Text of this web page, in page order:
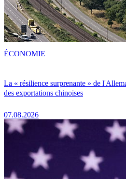
La « résilience surprenante » de
des exportations chinoises
07.08.2026
ÉCONOMIE